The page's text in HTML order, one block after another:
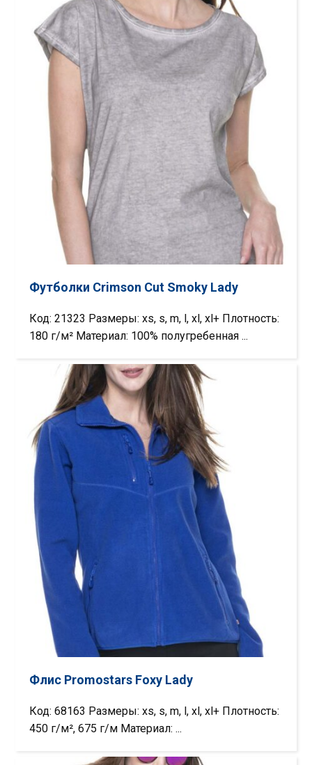
Футболки Crimson Cut Smoky Lady
Код: 21323 Размеры: xs, s, m, l, xl, xl+ Плотность:
180 г/м² Материал: 100% полугребенная ...
Флис Promostars Foxy Lady
Код: 68163 Размеры: xs, s, m, l, xl, xl+ Плотность:
450 г/м², 675 г/м Материал: ...